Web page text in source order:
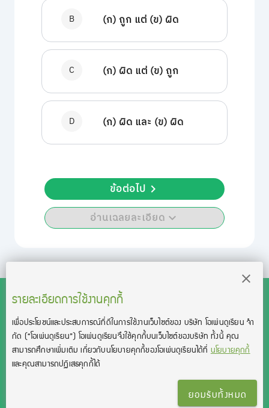
B (ก) ถูก แต่ (ข) ผิด
C (ก) ผิด แต่ (ข) ถูก
D (ก) ผิด และ (ข) ผิด
อ่านเฉลยละเอียด
ข้อต่อไป
รายละเอียดการใช้งานคุกกี้
เพื่อประโยชน์และประสบการณ์ที่ดีในการใช้งานเว็บไซต์ของ บริษัท โอเพ่นดูเรียน จํา
กัด (“โอเพ่นดูเรียน”)โอเพ่นดูเรียนจึงใช้คุกกี้บนเว็บไซต์ของบริษัท ทั้งนี้ คุณ
สามารถศึกษาเพิ่มเติม เกี่ยวกับนโยบายคุกกี้ของโอเพ่นดูเรียนได้ที่นโยบายคุกกี้
และคุณสามารถปฏิเสธคุกกี้ได้
ยอมรับทั้งหมด
สงวนลิขสิทธิ์โดย บริษัท โอเพ่นดูเรียน จำกัด 2021 ©︎ OpenDurian
Co., Ltd.
TOEIC® and TOEFL® are registered trademarks of Educational Testing
ติดต่อเรา